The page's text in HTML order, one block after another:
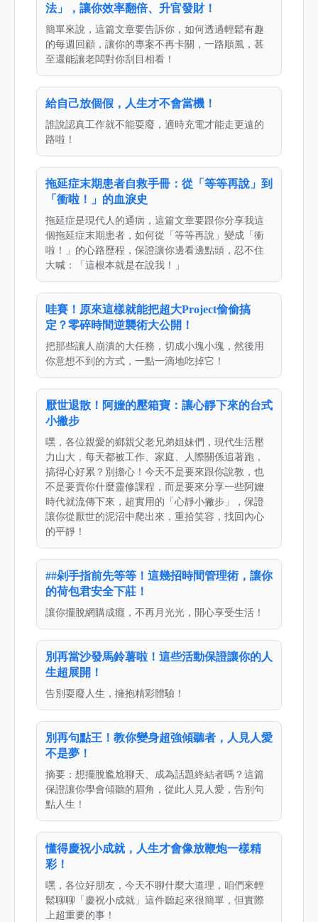
法」，讓你效率翻倍、升官發財！
簡單來說，這篇文章要告訴你，如何透過輕鬆有趣
的每週回顧，讓你的專案不再卡關，一路順風，甚
至還能讓老闆對你刮目相看！
給自己放個假，人生才不會當機！
誰說認真工作就不能耍廢，適時充電才能走更遠的
路啦！
拖延症末期患者自救手冊：從「等等再說」到
「衝啦！」的血淚史
拖延症是現代人的通病，這篇文章要跟你分享我這
個拖延症末期患者，如何從「等等再說」變成「衝
啦！」的心路歷程，保證讓你邊看邊點頭，忍不住
大喊：「這根本就是在說我！」
哇賽！原來這樣就能把超大Project偷偷搞
定？零碎時間逆襲術大公開！
把那些讓人崩潰的大任務，切成小塊小塊，然後用
你意想不到的方式，一點一滴地吃掉它！
厭世退散！阿嬤的壓箱寶：讓心靜下來的台式
小撇步
嘿，各位親愛的鄉親父老兄弟姐妹們，現代生活壓
力山大，每天都被工作、家庭、人際關係追著跑，
搞得心好累？別擔心！今天不是要來跟你說教，也
不是要賣你什麼靈修課程，而是要來分享一些阿嬤
時代就流傳下來，超實用的「心靜小撇步」，保證
讓你從厭世的泥沼中爬出來，重拾笑容，找回內心
的平靜！
##剁手指前先等等！這幾招時間管理術，讓你
的荷包君安全下莊！
讓你擺脫網購成癮，不再月光光，開心享受生活！
別再當沙發馬鈴薯啦！這些活動保證讓你的人
生超展開！
告別耍廢人生，擁抱精彩體驗！
別再句點王！教你變身超強傾聽者，人見人愛
不是夢！
摘要：想擺脫尷尬聊天、成為話題終結者嗎？這篇
保證讓你學會傾聽的眉角，從此人見人愛，告別句
點人生！
懂得慶祝小成就，人生才會像放鞭炮一樣精
彩！
嘿，各位好朋友，今天不聊什麼大道理，咱們來輕
鬆聊聊「慶祝小成就」這件聽起來很簡單，但實際
上超重要的事！